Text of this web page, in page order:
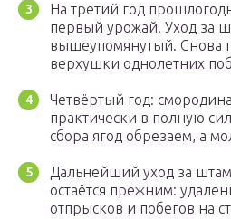
На третий год
первый урожай. Уход за
вышеупомянутый. Снова
верхушки однолетних
Четвёртый год:
практически в полную
сбора ягод обрезаем, а
Дальнейший уход за
остаётся прежним:
отпрысков и побегов на